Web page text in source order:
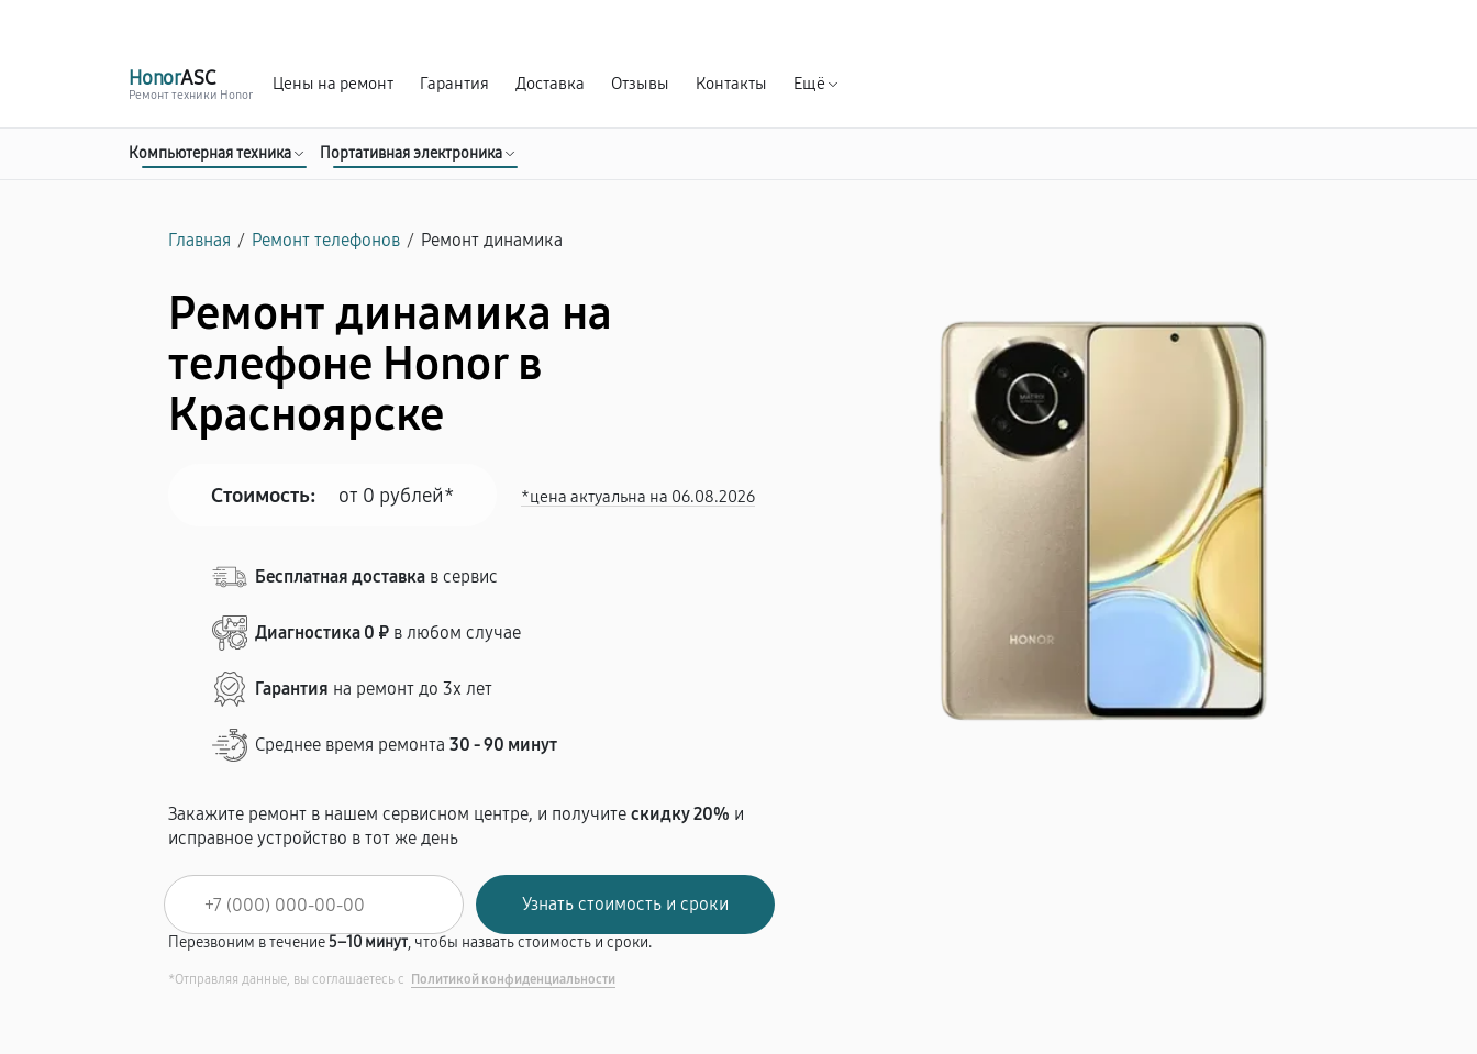
HonorASC
Ремонт техники Honor
Цены на ремонт Гарантия Доставка Отзывы Контакты Ещё
Компьютерная техника Портативная электроника
Главная / Ремонт телефонов / Ремонт динамика
Ремонт динамика на
телефоне Honor в
Красноярске
Стоимость: от 0 рублей* *цена актуальна на 06.08.2026
Бесплатная доставка в сервис
Диагностика 0 ₽ в любом случае
Гарантия на ремонт до 3х лет
Среднее время ремонта30 - 90 минут
Закажите ремонт в нашем сервисном центре, и получитескидку 20% и
исправное устройство в тот же день
Перезвоним в течение5–10 минут, чтобы назвать стоимость и сроки.
*Отправляя данные, вы соглашаетесь с Политикой конфиденциальности